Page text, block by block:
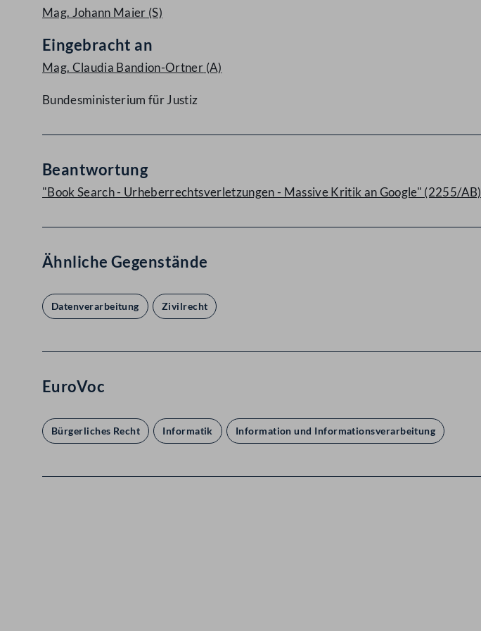
Mag. Johann Maier (S)
Eingebracht an
Mag. Claudia Bandion-Ortner (A)
Bundesministerium für Justiz
Beantwortung
"Book Search - Urheberrechtsverletzungen - Massive Kritik an Google" (2255/AB)
Ähnliche Gegenstände
Datenverarbeitung Zivilrecht
EuroVoc
Bürgerliches Recht Informatik Information und Informationsverarbeitung